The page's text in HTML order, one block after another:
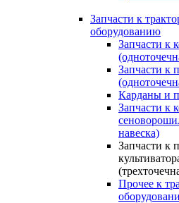
Запчасти к
оборудованию
Запчасти к
Запчасти к
Карданы и
Запчасти к
навеска)
Запчасти к
Прочее к